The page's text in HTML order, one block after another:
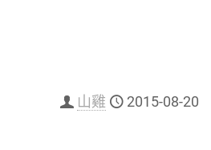
山雞 2015-08-20